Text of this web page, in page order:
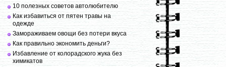
10 полезных советов автолюбителю
Как избавиться от пятен травы на
одежде
Замораживаем овощи без потери вкуса
Как правильно экономить деньги?
Избавление от колорадского жука без
химикатов